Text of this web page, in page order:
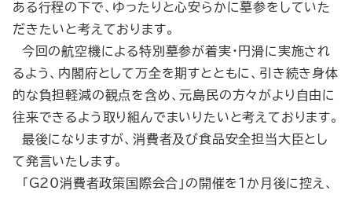
ある行程の下で、ゆったりと心安らかに墓参をしていた
だきたいと考えております。
今回の航空機による特別墓参が着実・円滑に実施され
るよう、内閣府として万全を期すとともに、引き続き身体
的な負担軽減の観点を含め、元島民の方々がより自由に
往来できるよう取り組んでまいりたいと考えております。
最後になりますが、消費者及び食品安全担当大臣とし
て発言いたします。
「G20消費者政策国際会合」の開催を１か月後に控え、